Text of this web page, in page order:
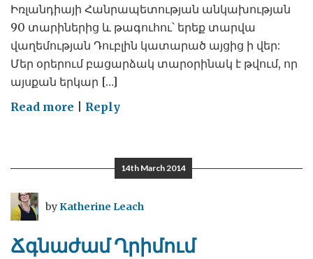
Իռլանդիայի Հանրապետության անկախության
90 տարիներից և թագուհու՝ երեք տարվա
վաղեմության Դուբլին կատարած այցից ի վեր:
Մեր օրերում բացարձակ տարօրինակ է թվում, որ
այսքան երկար […]
Read more on
թեթևության
հոգոց
Reply
14th March 2014
byKatherine Leach
Ճգնաժամ Ղրիմում